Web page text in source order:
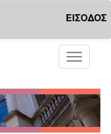
ΕΙΣΟΔΟΣ
Toggle